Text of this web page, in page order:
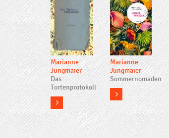
Marianne
Jungmaier
Das
Tortenprotokoll
more
Marianne
Jungmaier
Sommernomaden
more